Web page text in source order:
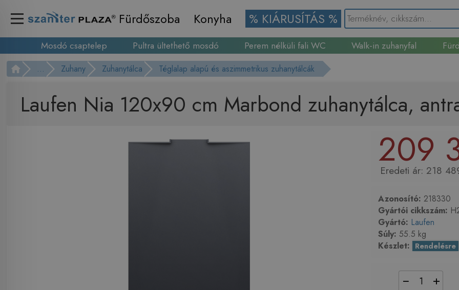
Fürdőszoba Konyha % KIÁRUSÍTÁS %
Mosdó csaptelep Pultra ültethető mosdó Perem nélküli fali WC Walk-in zuhanyfal
Gránit mosogató
... Zuhany Zuhanytálca Téglalap alapú és aszimmetrikus zuhanytálcák
Laufen Nia 120x90 cm Marbond zuhanytálca,
209218
Azonosító: 218330
Gyártói cikkszám:
Gyártó: Laufen
Súly: 55.5 kg
Készlet: Rendelésre
− +